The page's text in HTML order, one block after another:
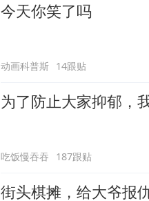
今天你笑了吗
动画科普斯 14跟贴
为了防止大家抑郁，
吃饭慢吞吞 187跟贴
街头棋摊，给大爷报